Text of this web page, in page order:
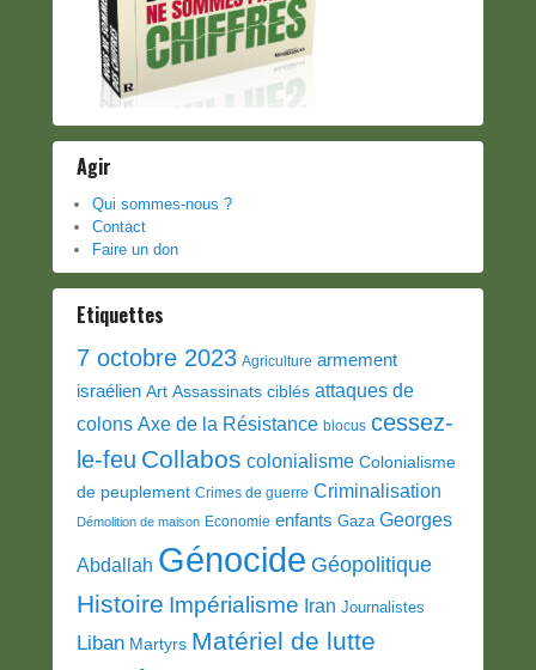
Agir
Qui sommes-nous ?
Contact
Faire un don
Etiquettes
7 octobre 2023 Agriculture armement
israélien Art Assassinats ciblés attaques de
colons Axe de la Résistance blocus cessez-
le-feu Collabos colonialisme Colonialisme
de peuplement Crimes de guerre Criminalisation
Démolition de maison Economie enfants Gaza Georges
Abdallah Génocide Géopolitique
Histoire Impérialisme Iran Journalistes
Liban Martyrs Matériel de lutte